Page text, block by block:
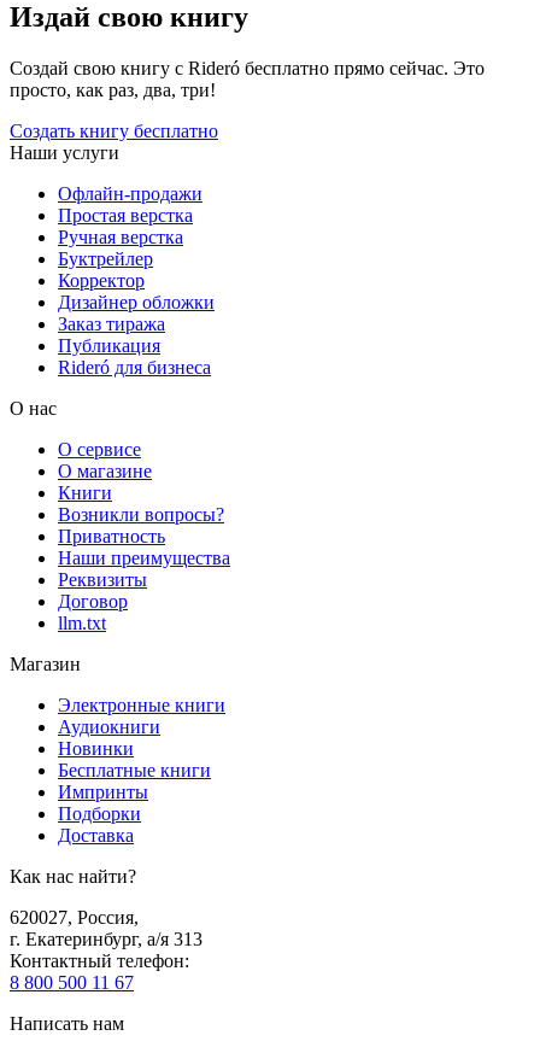
Издай свою книгу
Создай свою книгу с Rideró бесплатно прямо сейчас. Это
просто, как раз, два, три!
Создать книгу бесплатно
Наши услуги
Офлайн-продажи
Простая верстка
Ручная верстка
Буктрейлер
Корректор
Дизайнер обложки
Заказ тиража
Публикация
Rideró для бизнеса
О нас
О сервисе
О магазине
Книги
Возникли вопросы?
Приватность
Наши преимущества
Реквизиты
Договор
llm.txt
Магазин
Электронные книги
Аудиокниги
Новинки
Бесплатные книги
Импринты
Подборки
Доставка
Как нас найти?
620027, Россия,
г. Екатеринбург, а/я 313
Контактный телефон:
8 800 500 11 67
Написать нам